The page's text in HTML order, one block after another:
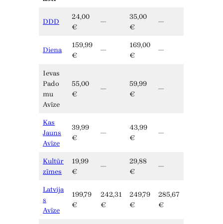
DDD
24,00
€
—
35,00
€
—
Diena
159,99
€
—
169,00
€
—
Ievas
Pado
mu
Avīze
55,00
€
—
59,99
€
—
Kas
Jauns
Avīze
39,99
€
—
43,99
€
—
Kultūr
zīmes
19,99
€
—
29,88
€
—
Latvija
s
Avīze
199,79
€
242,31
€
249,79
€
285,67
€